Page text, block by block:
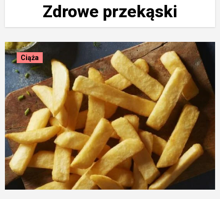
Zdrowe przekąski
Ciąża